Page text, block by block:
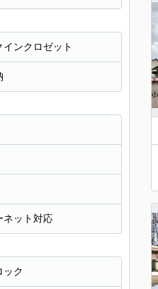
インクロゼット
ネット対応
ック